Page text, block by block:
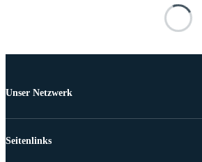
Unser Netzwerk
Seitenlinks